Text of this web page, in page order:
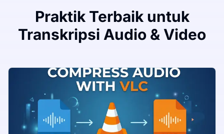
Praktik Terbaik untuk
Transkripsi Audio & Video